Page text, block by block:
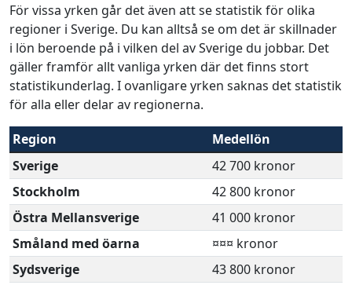
För vissa yrken går det även att se statistik för olika
regioner i Sverige. Du kan alltså se om det är skillnader
i lön beroende på i vilken del av Sverige du jobbar. Det
gäller framför allt vanliga yrken där det finns stort
statistikunderlag. I ovanligare yrken saknas det statistik
för alla eller delar av regionerna.
Region
Medellön
Sverige
42 700 kronor
Stockholm
42 800 kronor
Östra Mellansverige
41 000 kronor
Småland med öarna
¤¤¤ kronor
Sydsverige
43 800 kronor